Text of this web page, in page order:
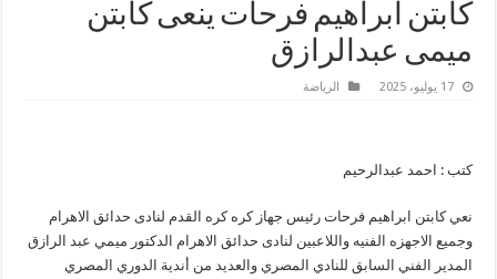
كابتن ابراهيم فرحات ينعى كابتن
ميمى عبدالرازق
17 يوليو، 2025 الرياضة
كتب : احمد عبدالرحيم
نعي كابتن ابراهيم فرحات رئيس جهاز كره كره القدم لنادى حدائق الاهرام
وجميع الاجهزه الفنيه واللاعبين لنادى حدائق الاهرام الدكتور ميمي عبد الرازق
المدير الفني السابق للنادي المصري والعديد من أندية الدوري المصري